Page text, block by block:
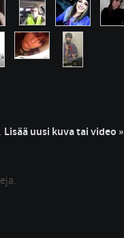
Lisää uusi kuva tai video »